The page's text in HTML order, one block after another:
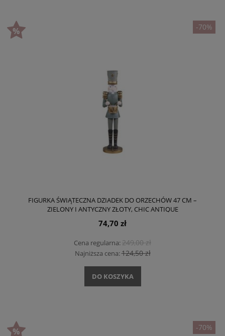
FIGURKA ŚWIĄTECZNA DZIADEK DO ORZECHÓW 47 CM –
ZIELONY I ANTYCZNY ZŁOTY, CHIC ANTIQUE
74,70 zł
Cena regularna:249,00 zł
Najniższa cena:124,50 zł
DO KOSZYKA
-70%
-70%